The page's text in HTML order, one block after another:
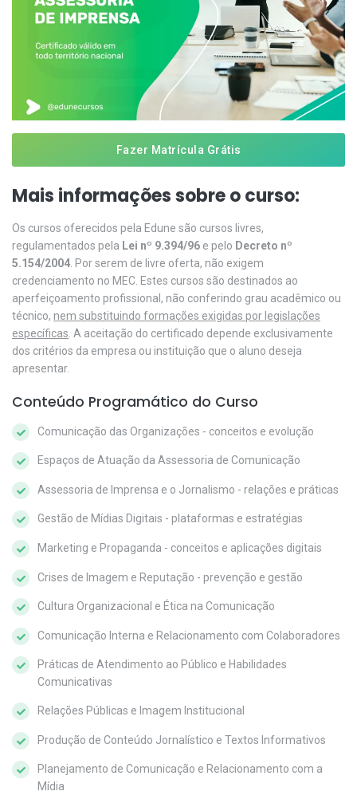
Fazer Matrícula Grátis
Mais informações sobre o curso:
Os cursos oferecidos pela Edune são cursos livres,
regulamentados pela Lei nº 9.394/96 e pelo Decreto nº
5.154/2004 . Por serem de livre oferta, não exigem
credenciamento no MEC. Estes cursos são destinados ao
aperfeiçoamento profissional, não conferindo grau acadêmico ou
técnico, nem substituindo formações exigidas por legislações
específicas . A aceitação do certificado depende exclusivamente
dos critérios da empresa ou instituição que o aluno deseja
apresentar.
Conteúdo Programático do Curso
Comunicação das Organizações - conceitos e evolução
Espaços de Atuação da Assessoria de Comunicação
Assessoria de Imprensa e o Jornalismo - relações e práticas
Gestão de Mídias Digitais - plataformas e estratégias
Marketing e Propaganda - conceitos e aplicações digitais
Crises de Imagem e Reputação - prevenção e gestão
Cultura Organizacional e Ética na Comunicação
Comunicação Interna e Relacionamento com Colaboradores
Práticas de Atendimento ao Público e Habilidades
Comunicativas
Relações Públicas e Imagem Institucional
Produção de Conteúdo Jornalístico e Textos Informativos
Planejamento de Comunicação e Relacionamento com a
Mídia